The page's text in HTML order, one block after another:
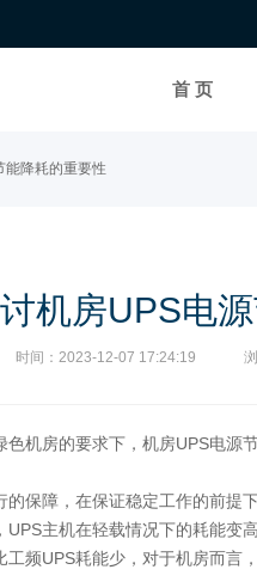
首 页
能降耗的重要性
机房UPS电
时间：2023-12-07 17:24:19
机房的要求下，机房UPS电源
障，在保证稳定工作的前提
主机在轻载情况下的耗能
频UPS耗能少，对于机房而言